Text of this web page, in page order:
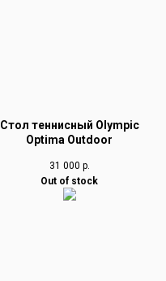
Стол теннисный Olympic
Optima Outdoor
31 000 р.
Out of stock